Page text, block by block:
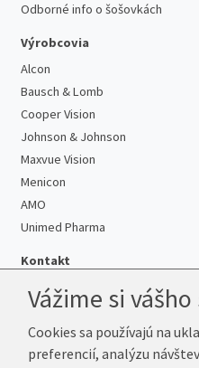
Odborné info o šošovkách
Výrobcovia
Alcon
Bausch & Lomb
Cooper Vision
Johnson & Johnson
Maxvue Vision
Menicon
AMO
Unimed Pharma
Kontakt
Telefón:+421 222 205 863
E-mail:info@kup-sosovky.sk
Vážime si
Cookies sa používajú na
preferencií, analýzu